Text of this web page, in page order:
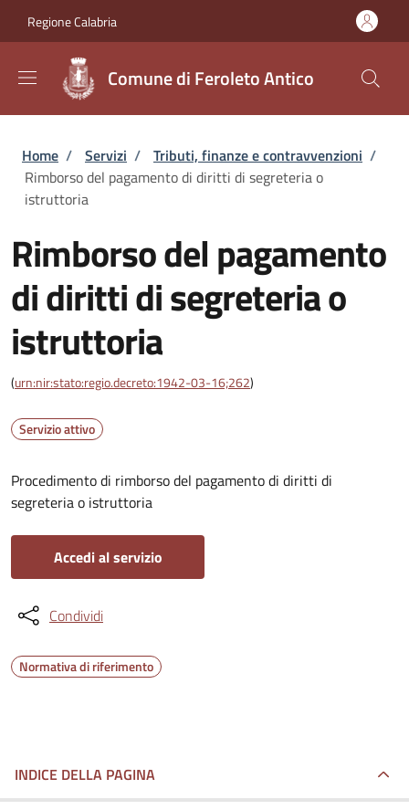
Regione Calabria
Comune di Feroleto Antico
Briciole di pane
Home / Servizi / Tributi, finanze e contravvenzioni /
Rimborso del pagamento di diritti di segreteria o
istruttoria
Rimborso del pagamento
di diritti di segreteria o
istruttoria
(urn:nir:stato:regio.decreto:1942-03-16;262)
Servizio attivo
Procedimento di rimborso del pagamento di diritti di
segreteria o istruttoria
Accedi al servizio
Condividi
Normativa di riferimento
INDICE DELLA PAGINA